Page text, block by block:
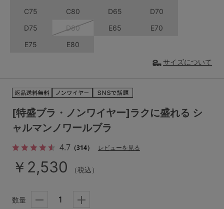
LL-EF
お気に入り
WEB限定アイテム
[特盛ブラ・ノンワイヤー]ラクに盛れる シ
ャルマンノワールブラ
4.7（314） レビューを見る
￥2,530 （税込）
C75
C80 D65
D70
D75
D80 E65
E70
E75
E80
サイズについて
数量